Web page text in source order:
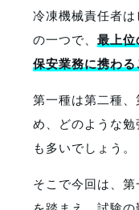
冷凍機械責任者
の一つで、最上
保安業務に携わ
第一種は第二種
め、どのような
も多いでしょう。
そこで今回は、